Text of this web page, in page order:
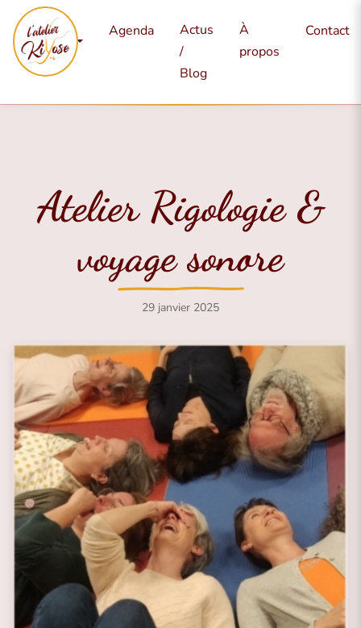
Mes
services
Agenda
Actus
/
Blog
À
propos
Contact
Atelier Rigologie &
voyage sonore
29 janvier 2025